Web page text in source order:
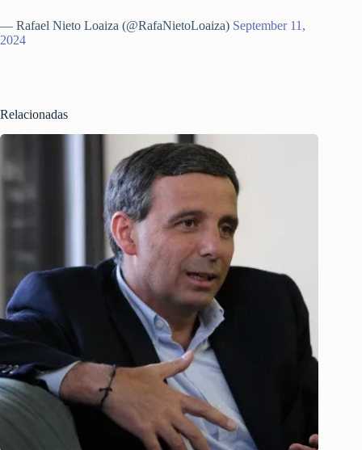
— Rafael Nieto Loaiza (@RafaNietoLoaiza) September 11,
2024
Relacionadas